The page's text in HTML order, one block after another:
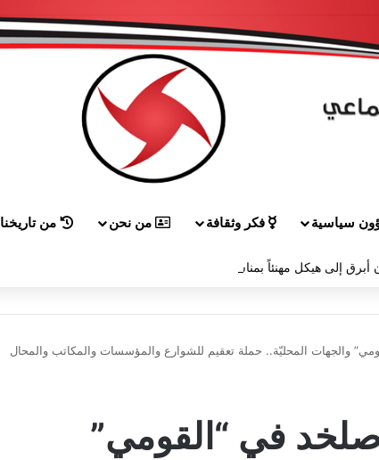
سياسية فكر وثقافة من نحن من تاريخنا
أبرق إلى هيكل مهنئاً بمناسبة عيد الجيش
والجهات المحليّة.. حملة تعقيم للشوارع والمؤسسات والمكاتب والمحال
في “القومي”